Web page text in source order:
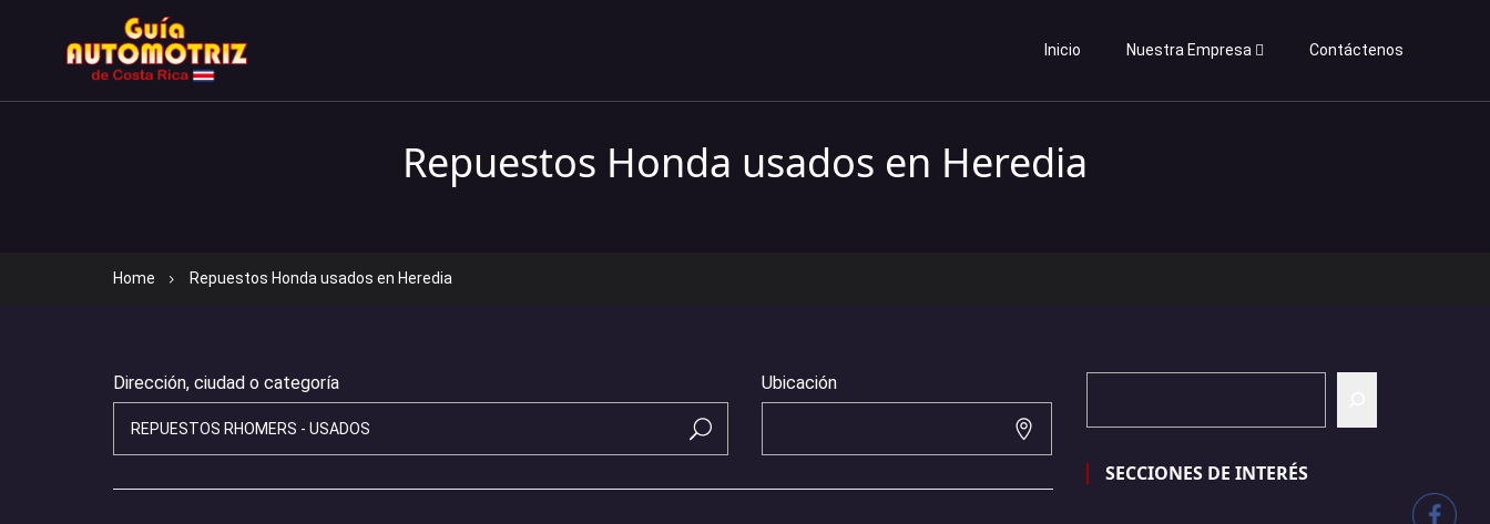
Inicio Nuestra Empresa Contáctenos
Repuestos Honda usados en Heredia
Home Repuestos Honda usados en Heredia
Dirección, ciudad o categoría Ubicación
SECCIONES DE INTERÉS